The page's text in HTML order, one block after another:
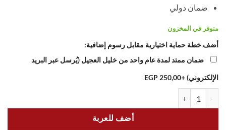
ضمان دولي
متوفر في المخزون
أضف خطة حماية اختيارية مقابل رسوم إضافية:
ضمان ممتد لمدة عام واحد من خليل العجيل (يُرسل عبر البريد
الإلكتروني)+250,00 EGP
أضف للعربة